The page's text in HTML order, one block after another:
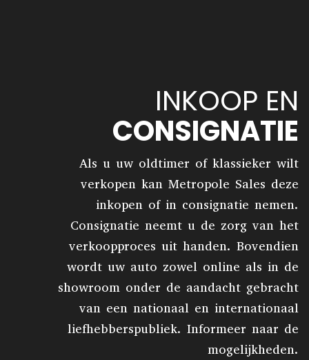
INKOOP EN
CONSIGNATIE
Als u uw oldtimer of klassieker wilt
verkopen kan Metropole Sales deze
inkopen of in consignatie nemen.
Consignatie neemt u de zorg van het
verkoopproces uit handen. Bovendien
wordt uw auto zowel online als in de
showroom onder de aandacht gebracht
van een nationaal en internationaal
liefhebberspubliek. Informeer naar de
mogelijkheden.